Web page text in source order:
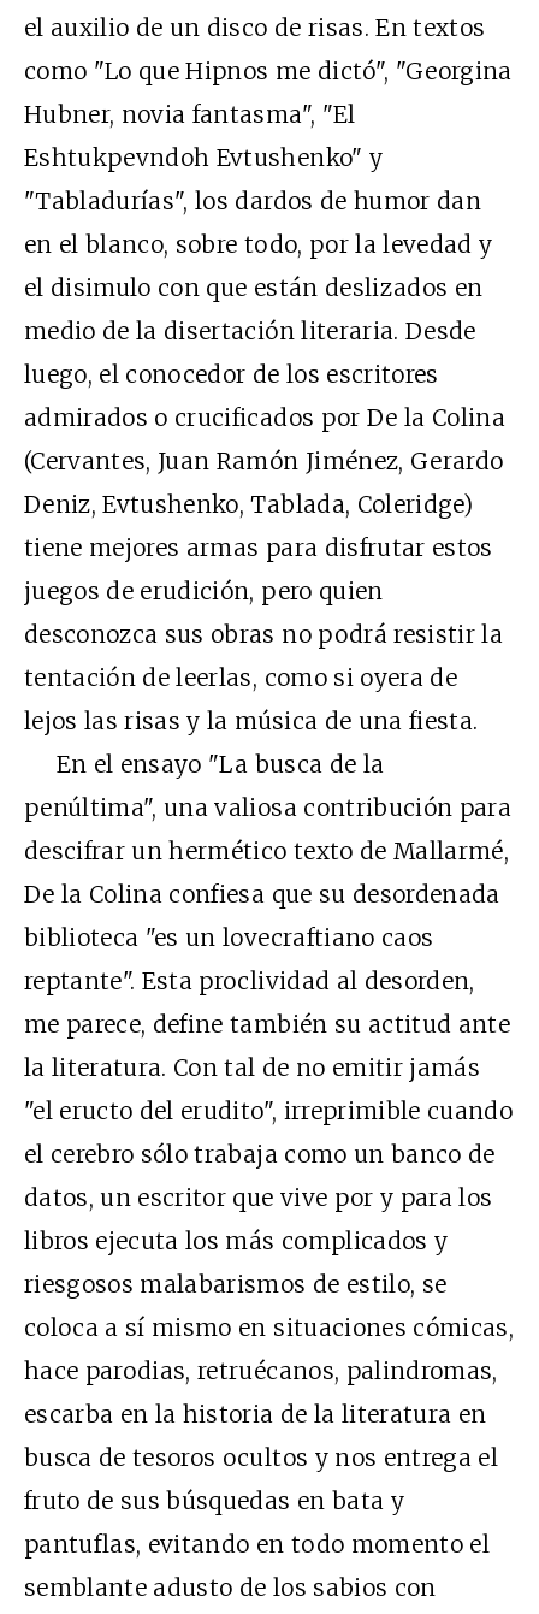
el auxilio de un disco de risas. En textos
como "Lo que Hipnos me dictó", "Georgina
Hubner, novia fantasma", "El
Eshtukpevndoh Evtushenko" y
"Tabladurías", los dardos de humor dan
en el blanco, sobre todo, por la levedad y
el disimulo con que están deslizados en
medio de la disertación literaria. Desde
luego, el conocedor de los escritores
admirados o crucificados por De la Colina
(Cervantes, Juan Ramón Jiménez, Gerardo
Deniz, Evtushenko, Tablada, Coleridge)
tiene mejores armas para disfrutar estos
juegos de erudición, pero quien
desconozca sus obras no podrá resistir la
tentación de leerlas, como si oyera de
lejos las risas y la música de una fiesta.
En el ensayo "La busca de la
penúltima", una valiosa contribución para
descifrar un hermético texto de Mallarmé,
De la Colina confiesa que su desordenada
biblioteca "es un lovecraftiano caos
reptante". Esta proclividad al desorden,
me parece, define también su actitud ante
la literatura. Con tal de no emitir jamás
"el eructo del erudito", irreprimible cuando
el cerebro sólo trabaja como un banco de
datos, un escritor que vive por y para los
libros ejecuta los más complicados y
riesgosos malabarismos de estilo, se
coloca a sí mismo en situaciones cómicas,
hace parodias, retruécanos, palindromas,
escarba en la historia de la literatura en
busca de tesoros ocultos y nos entrega el
fruto de sus búsquedas en bata y
pantuflas, evitando en todo momento el
semblante adusto de los sabios con